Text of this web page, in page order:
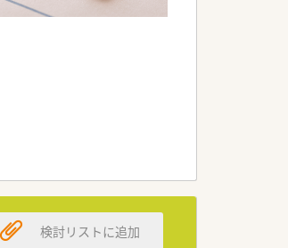
検討リストに追加